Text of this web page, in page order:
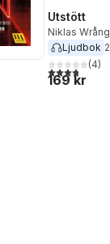
antal röster:
Utstött
Niklas
Ljudbok
3,8utav 5(4)
169 kr